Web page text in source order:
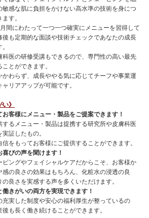
敏感な肌に負担をかけない高水準の技術を身につ
す。
間にわたって一つ一つ確実にメニューを習得して
後も定期的な面談や技術チェックであなたの成長
医の研修受講もできるので、専門性の高い最先
とができます。
わらず、成長ややる気に応じてチーフや事業運
リアアップが可能です。
》
客様にメニュー・製品をご提案できます！
するメニュー・製品は提携する研究所や皮膚科医
証したもの。
をもってお客様にご提供することができます。
びの声を聞けます！
ビングやフェイシャルケアだからこそ、お客様か
感の良さの効果はもちろん、化粧水の浸透の良
の良さを実感する声を多くいただけます。
きがいの両方を実現できます！
充実した制度や安心の福利厚生が整っているの
も長く働き続けることができます。